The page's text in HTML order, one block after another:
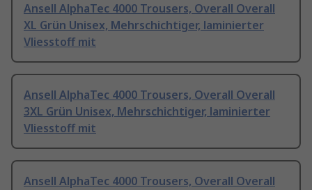
Ansell AlphaTec 4000 Trousers, Overall Overall
XL Grün Unisex, Mehrschichtiger, laminierter
Vliesstoff mit
Ansell AlphaTec 4000 Trousers, Overall Overall
3XL Grün Unisex, Mehrschichtiger, laminierter
Vliesstoff mit
Ansell AlphaTec 4000 Trousers, Overall Overall